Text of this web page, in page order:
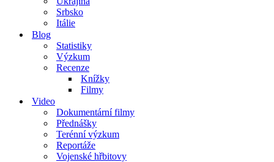
Srbsko
Itálie
Blog
Statistiky
Výzkum
Recenze
Knížky
Filmy
Video
Dokumentární filmy
Přednášky
Terénní výzkum
Reportáže
Vojenské hřbitovy